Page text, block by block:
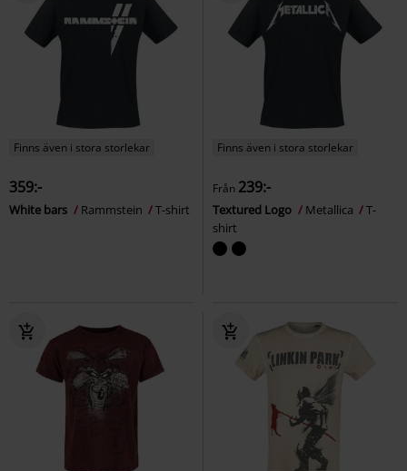
Finns även i stora storlekar
359:-
White bars Rammstein T-shirt
Finns även i stora storlekar
Från 239:-
Textured Logo Metallica
T-
shirt